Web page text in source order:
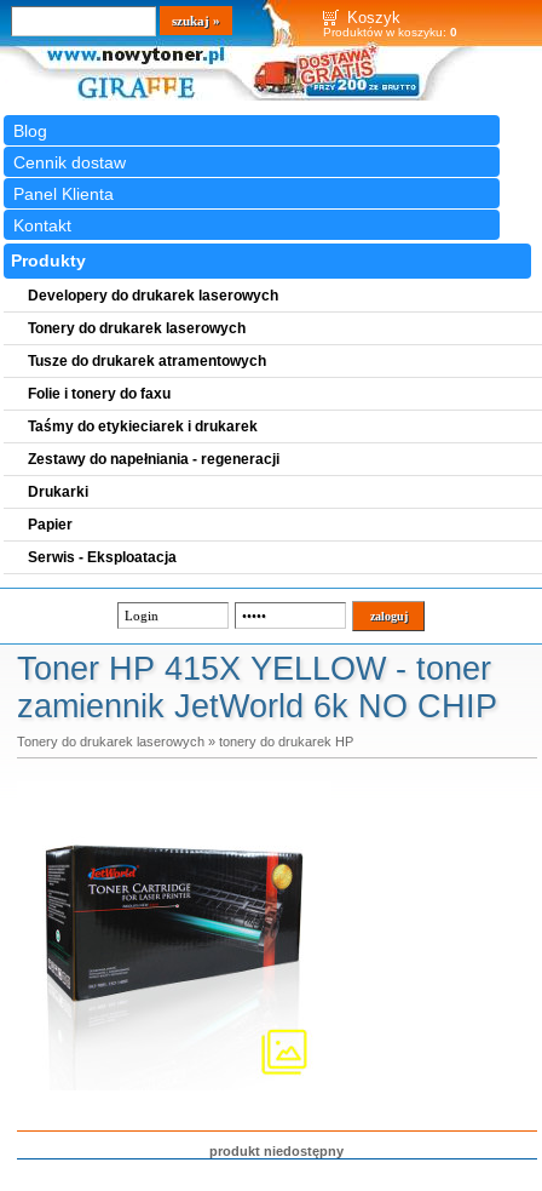
Koszyk
Produktów w koszyku: 0
Blog
Cennik dostaw
Panel Klienta
Kontakt
Wyszukiwarka
szukaj
Produkty
Developery do drukarek laserowych
Tonery do drukarek laserowych
Tusze do drukarek atramentowych
Folie i tonery do faxu
Taśmy do etykieciarek i drukarek
Zestawy do napełniania - regeneracji
Drukarki
Papier
Serwis - Eksploatacja
Toner HP 415X YELLOW - toner
zamiennik JetWorld 6k NO CHIP
Tonery do drukarek laserowych» tonery do drukarek HP
produkt niedostępny